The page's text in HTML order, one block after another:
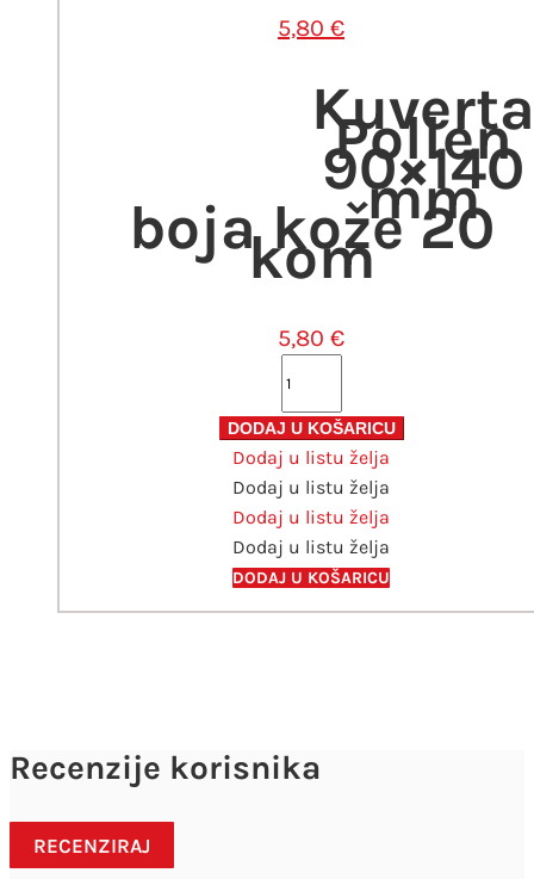
5,80 €
Pollen
90×140
mm
boja kože 20
kom
5,80 €
90x140
mm
boja
kože
20
kom
količina
DODAJ U KOŠARICU
Dodaj u listu želja
Dodaj u listu želja
Dodaj u listu želja
Dodaj u listu želja
DODAJ U KOŠARICU
Recenzije korisnika
RECENZIRAJ